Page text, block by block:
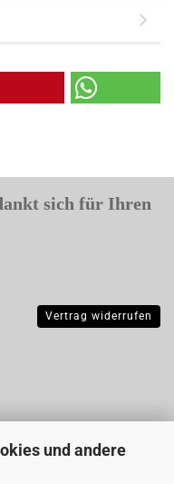
und andere
sich für Ihren
Vertrag widerrufen